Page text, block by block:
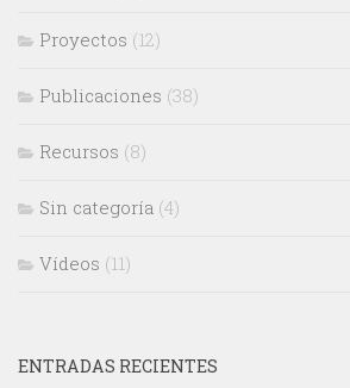
Proyectos (12)
Publicaciones (38)
Recursos (8)
Sin categoría (4)
Vídeos (11)
ENTRADAS RECIENTES